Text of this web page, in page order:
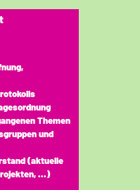
Themen
und
(aktuelle
…)